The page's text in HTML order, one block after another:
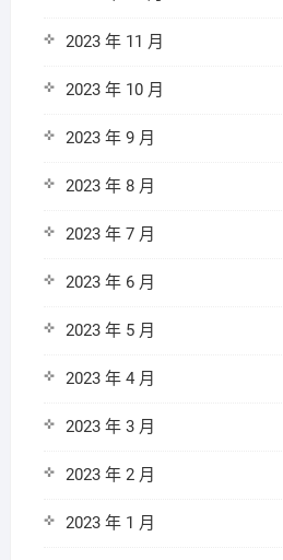
2023 年 11 月
2023 年 10 月
2023 年 9 月
2023 年 8 月
2023 年 7 月
2023 年 6 月
2023 年 5 月
2023 年 4 月
2023 年 3 月
2023 年 2 月
2023 年 1 月